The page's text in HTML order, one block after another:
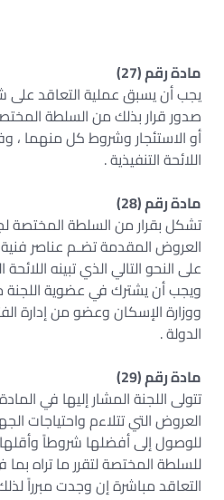
مادة رقم (27)
يجب أن يسبق عملية التعاقد على
صدور قرار بذلك من السلطة
أو الاستئجار وشروط كل منهما ،
اللائحة التنفيذية .
مادة رقم (28)
تشكل بقرار من السلطة المختصة
العروض المقدمة تضـم عناصر فنية
على النحو التالي الذي تبينه اللائحة
ويجب أن يشترك في عضوية اللجنة
ووزارة الإسكان وعضو من إدارة
الدولة .
مادة رقم (29)
تتولى اللجنة المشار إليها في
العروض التي تتلاءم واحتياجات
للوصول إلى أفضلها شروطاً
للسلطة المختصة لتقرر ما تراه
التعاقد مباشرة إن وجدت مبرراً